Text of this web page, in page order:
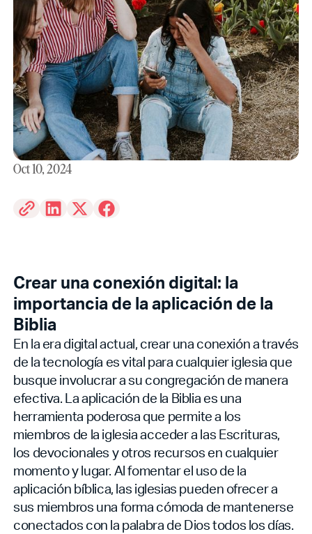
Oct 10, 2024
Crear una conexión digital: la
importancia de la aplicación de la
Biblia
En la era digital actual, crear una conexión a través
de la tecnología es vital para cualquier iglesia que
busque involucrar a su congregación de manera
efectiva. La aplicación de la Biblia es una
herramienta poderosa que permite a los
miembros de la iglesia acceder a las Escrituras,
los devocionales y otros recursos en cualquier
momento y lugar. Al fomentar el uso de la
aplicación bíblica, las iglesias pueden ofrecer a
sus miembros una forma cómoda de mantenerse
conectados con la palabra de Dios todos los días.